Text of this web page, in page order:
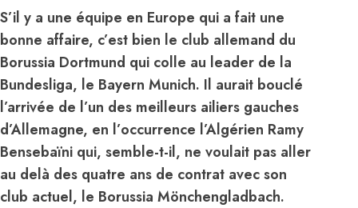
S’il y a une équipe en Europe qui a fait une
bonne affaire, c’est bien le club allemand du
Borussia Dortmund qui colle au leader de la
Bundesliga, le Bayern Munich. Il aurait bouclé
l’arrivée de l’un des meilleurs ailiers gauches
d’Allemagne, en l’occurrence l’Algérien Ramy
Bensebaïni qui, semble-t-il, ne voulait pas aller
au delà des quatre ans de contrat avec son
club actuel, le Borussia Mönchengladbach.